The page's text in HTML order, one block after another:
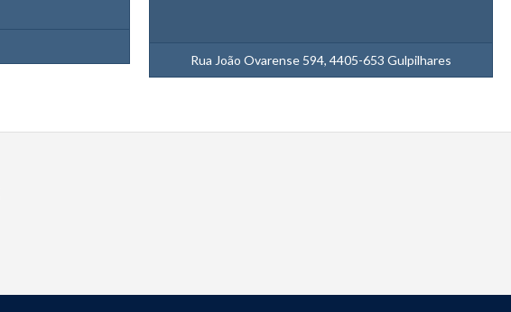
Rua João Ovarense 594, 4405-653 Gulpilhares